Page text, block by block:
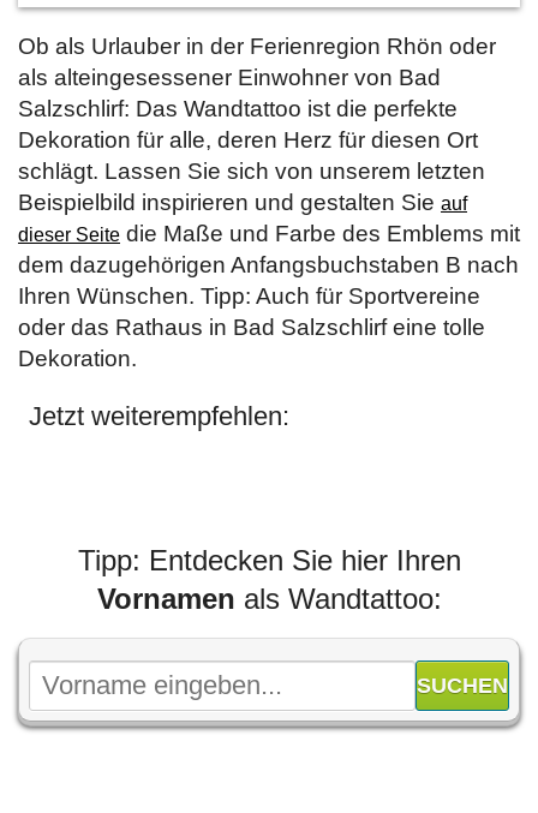
Ob als Urlauber in der Ferienregion Rhön oder
als alteingesessener Einwohner von Bad
Salzschlirf: Das Wandtattoo ist die perfekte
Dekoration für alle, deren Herz für diesen Ort
schlägt. Lassen Sie sich von unserem letzten
Beispielbild inspirieren und gestalten Sie auf
dieser Seite die Maße und Farbe des Emblems mit
dem dazugehörigen Anfangsbuchstaben B nach
Ihren Wünschen. Tipp: Auch für Sportvereine
oder das Rathaus in Bad Salzschlirf eine tolle
Dekoration.
Jetzt weiterempfehlen:
Tipp: Entdecken Sie hier Ihren
Vornamen als Wandtattoo: